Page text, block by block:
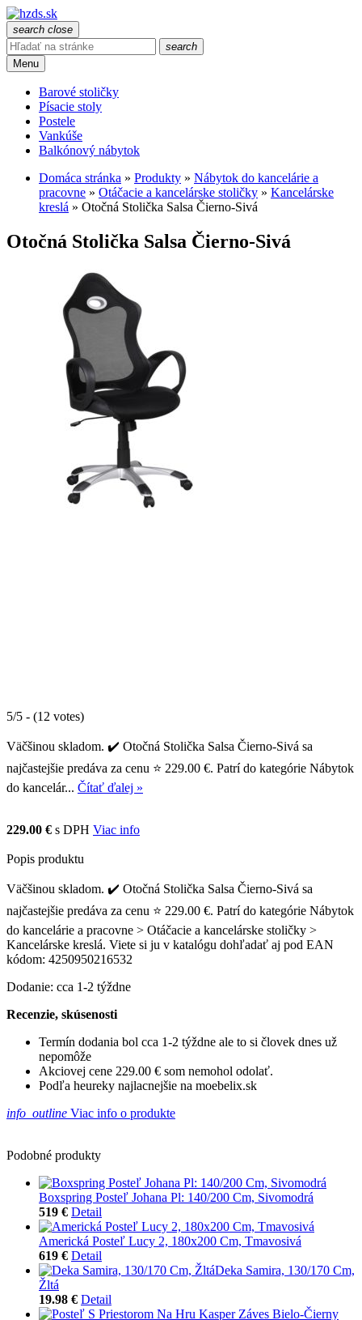
search close
search
Menu
Barové stoličky
Písacie stoly
Postele
Vankúše
Balkónový nábytok
Domáca stránka » Produkty » Nábytok do kancelárie a
pracovne » Otáčacie a kancelárske stoličky » Kancelárske
kreslá » Otočná Stolička Salsa Čierno-Sivá
Otočná Stolička Salsa Čierno-Sivá
5/5 - (12 votes)
Väčšinou skladom. ✔️ Otočná Stolička Salsa Čierno-Sivá sa
najčastejšie predáva za cenu ⭐ 229.00 €. Patrí do kategórie Nábytok
do kancelár... Čítať ďalej »
229.00 € s DPH Viac info
Popis produktu
Väčšinou skladom. ✔️ Otočná Stolička Salsa Čierno-Sivá sa
najčastejšie predáva za cenu ⭐ 229.00 €. Patrí do kategórie Nábytok
do kancelárie a pracovne > Otáčacie a kancelárske stoličky >
Kancelárske kreslá. Viete si ju v katalógu dohľadať aj pod EAN
kódom: 4250950216532
Dodanie: cca 1-2 týždne
Recenzie, skúsenosti
Termín dodania bol cca 1-2 týždne ale to si človek dnes už
nepomôže
Akciovej cene 229.00 € som nemohol odolať.
Podľa heureky najlacnejšie na moebelix.sk
info_outline Viac info o produkte
Podobné produkty
Boxspring Posteľ Johana Pl: 140/200 Cm, Sivomodrá
519 € Detail
Americká Posteľ Lucy 2, 180x200 Cm, Tmavosivá
619 € Detail
Deka Samira, 130/170 Cm,
Žltá
19.98 € Detail